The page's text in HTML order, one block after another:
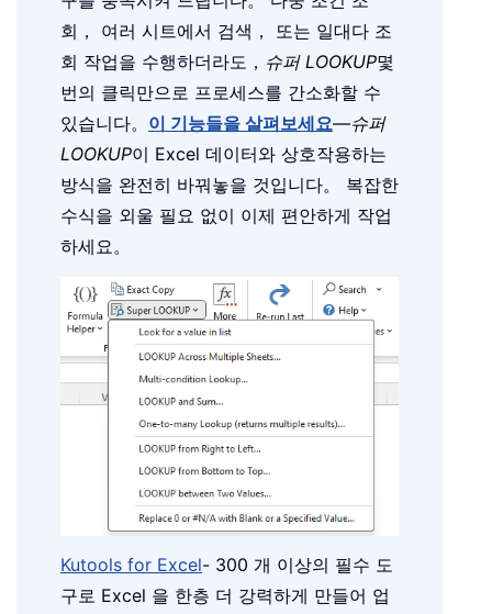
회， 여러 시트에서 검색， 또는 일대다 조
회 작업을 수행하더라도， 슈퍼 LOOKUP몇
번의 클릭만으로 프로세스를 간소화할 수
있습니다。 이 기능들을 살펴보세요—슈퍼
LOOKUP이 Excel 데이터와 상호작용하는
방식을 완전히 바꿔놓을 것입니다。 복잡한
수식을 외울 필요 없이 이제 편안하게 작업
하세요。
Kutools for Excel- 300 개 이상의 필수 도
구로 Excel 을 한층 더 강력하게 만들어 업